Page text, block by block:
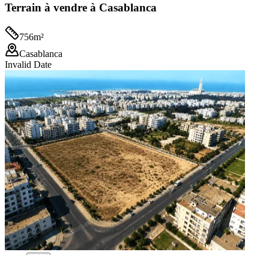
Terrain à vendre à Casablanca
756m²
Casablanca
Invalid Date